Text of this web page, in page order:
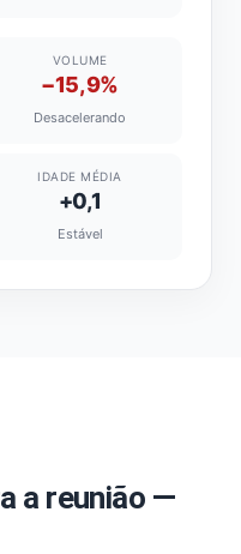
VOLUME
−15,9%
Desacelerando
IDADE MÉDIA
+0,1
Estável
a reunião —